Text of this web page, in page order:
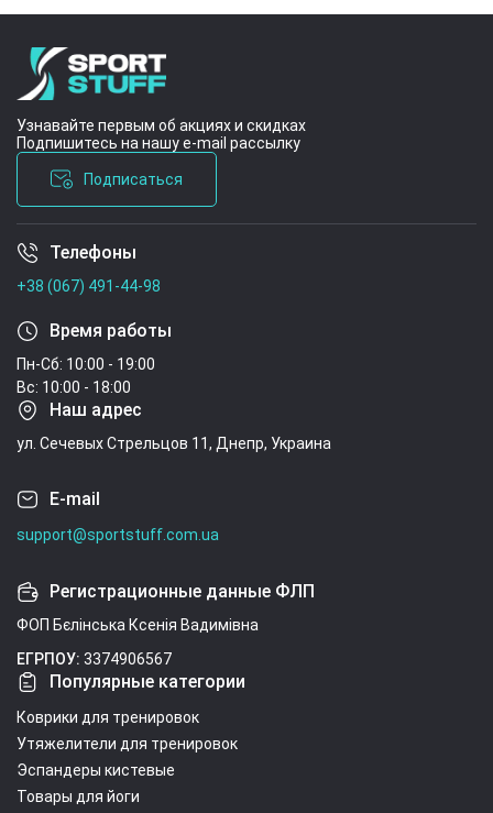
Узнавайте первым об акциях и скидках
Подпишитесь на нашу e-mail рассылку
Подписаться
Условия соглашения
Телефоны
+38 (067) 491-44-98
Время работы
Пн-Сб: 10:00 - 19:00
Вс: 10:00 - 18:00
Наш адрес
ул. Сечевых Стрельцов 11, Днепр, Украина
E-mail
support@sportstuff.com.ua
Регистрационные данные ФЛП
ФОП Бєлінська Ксенія Вадимівна
ЕГРПОУ: 3374906567
Популярные категории
Коврики для тренировок
Утяжелители для тренировок
Эспандеры кистевые
Товары для йоги